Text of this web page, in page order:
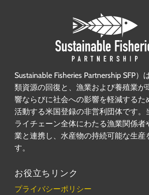
Sustainable Fisheries Partnership SFP）
類資源の回復と、漁業および養殖業が
響ならびに社会への影響を軽減するた
活動する米国登録の非営利団体です。
ライチェーン全体にわたる漁業関係者
業と連携し、水産物の持続可能な生産
す。
お役立ちリンク
プライバシーポリシー